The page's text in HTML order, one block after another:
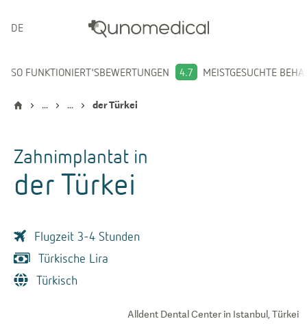
DEUTSCH
SO FUNKTIONIERT'SBEWERTUNGEN 4.7 MEISTGESUCHTE
... ... der Türkei
Zahnimplantat in
der Türkei
Flugzeit 3-4 Stunden
Türkische Lira
Türkisch
Alldent Dental Center in Istanbul, Türkei